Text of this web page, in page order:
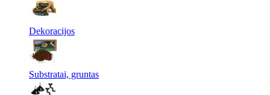
Dekoracijos
Substratai, gruntas